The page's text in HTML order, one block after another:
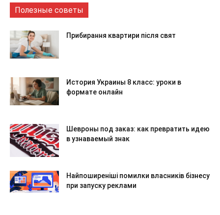
Полезные советы
Прибирання квартири після свят
История Украины 8 класс: уроки в
формате онлайн
Шевроны под заказ: как превратить идею
в узнаваемый знак
Найпоширеніші помилки власників бізнесу
при запуску реклами